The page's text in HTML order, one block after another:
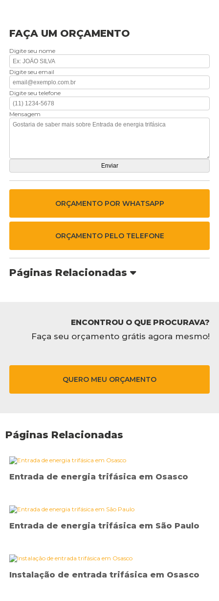
FAÇA UM ORÇAMENTO
Digite seu nome
Digite seu email
Digite seu telefone
Mensagem
ORÇAMENTO POR WHATSAPP
ORÇAMENTO PELO TELEFONE
Páginas Relacionadas
ENCONTROU O QUE PROCURAVA?
Faça seu orçamento grátis agora mesmo!
QUERO MEU ORÇAMENTO
Páginas Relacionadas
Entrada de energia trifásica em Osasco
Entrada de energia trifásica em São Paulo
Instalação de entrada trifásica em Osasco